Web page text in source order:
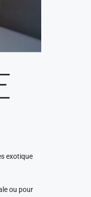
exotique
ou pour